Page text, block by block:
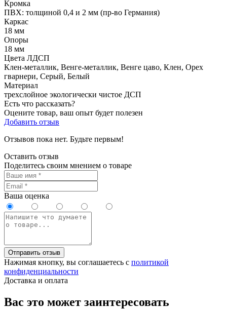
Кромка
ПВХ: толщиной 0,4 и 2 мм (пр-во Германия)
Каркас
18 мм
Опоры
18 мм
Цвета ЛДСП
Клен-металлик, Венге-металлик, Венге цаво, Клен, Орех
гварнери, Серый, Белый
Материал
трехслойное экологически чистое ДСП
Есть что рассказать?
Оцените товар, ваш опыт будет полезен
Добавить отзыв
Отзывов пока нет. Будьте первым!
Оставить отзыв
Поделитесь своим мнением о товаре
Ваша оценка
Отправить отзыв
Нажимая кнопку, вы соглашаетесь с политикой
конфиденциальности
Доставка и оплата
Вас это может заинтересовать